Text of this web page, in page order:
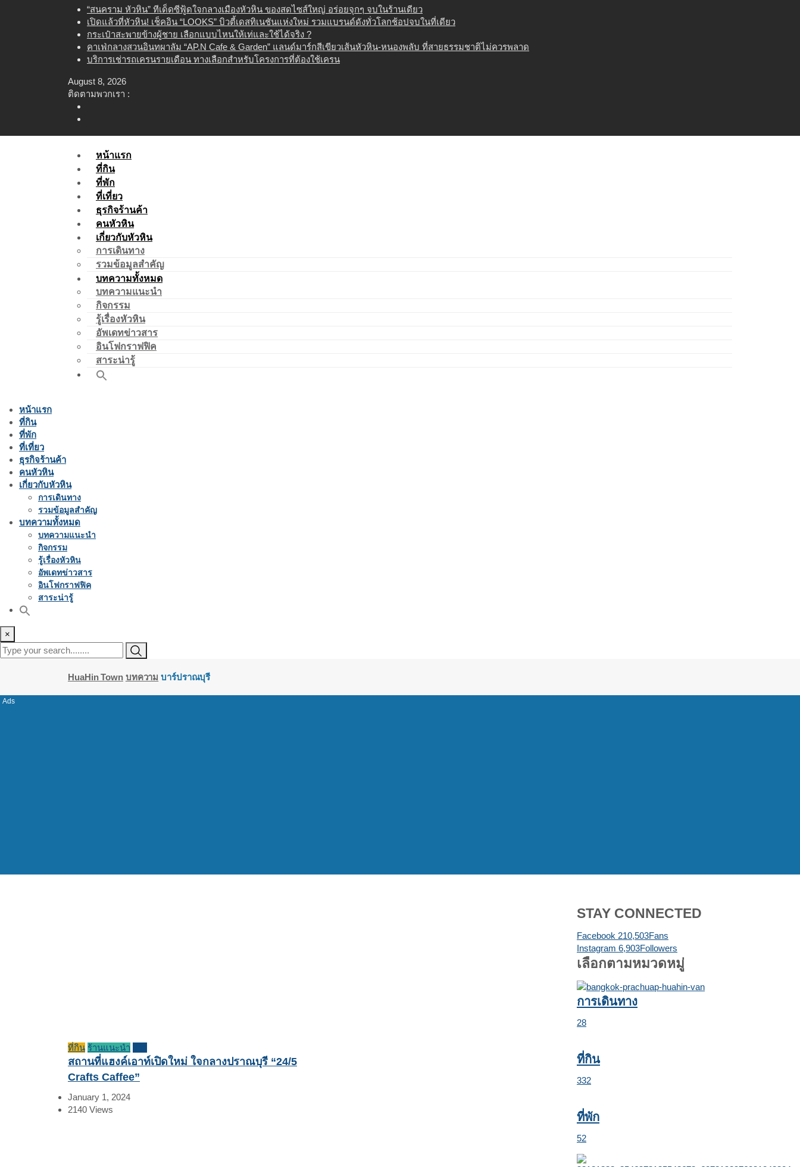
“สนคราม หัวหิน” ทีเด็ดซีฟู้ดใจกลางเมืองหัวหิน ของสดไซส์ใหญ่ อร่อยจุกๆ จบในร้านเดียว
เปิดแล้วที่หัวหิน! เช็คอิน “LOOKS” บิวตี้เดสทิเนชันแห่งใหม่ รวมแบรนด์ดังทั่วโลกช้อปจบในที่เดียว
กระเป๋าสะพายข้างผู้ชาย เลือกแบบไหนให้เท่และใช้ได้จริง ?
คาเฟ่กลางสวนอินทผาลัม “AP.N Cafe & Garden” แลนด์มาร์กสีเขียวเส้นหัวหิน-หนองพลับ ที่สายธรรมชาติไม่ควรพลาด
บริการเช่ารถเครนรายเดือน ทางเลือกสำหรับโครงการที่ต้องใช้เครน
August 8, 2026
ติดตามพวกเรา :
หน้าแรก
ที่กิน
ที่พัก
ที่เที่ยว
ธุรกิจร้านค้า
คนหัวหิน
เกี่ยวกับหัวหิน
การเดินทาง
รวมข้อมูลสำคัญ
บทความทั้งหมด
บทความแนะนำ
กิจกรรม
รู้เรื่องหัวหิน
อัพเดทข่าวสาร
อินโฟกราฟฟิค
สาระน่ารู้
หน้าแรก
ที่กิน
ที่พัก
ที่เที่ยว
ธุรกิจร้านค้า
คนหัวหิน
เกี่ยวกับหัวหิน
การเดินทาง
รวมข้อมูลสำคัญ
บทความทั้งหมด
บทความแนะนำ
กิจกรรม
รู้เรื่องหัวหิน
อัพเดทข่าวสาร
อินโฟกราฟฟิค
สาระน่ารู้
×
HuaHin Town บทความ บาร์ปราณบุรี
ที่กิน ร้านแนะนำ
สถานที่แฮงค์เอาท์เปิดใหม่ ใจกลางปราณบุรี “24/5
Crafts Caffee”
January 1, 2024
2140 Views
STAY CONNECTED
Facebook 210,503Fans
Instagram 6,903Followers
เลือกตามหมวดหมู่
การเดินทาง
28
ที่กิน
332
ที่พัก
52